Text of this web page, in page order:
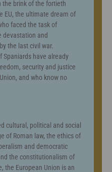
the brink of the fortieth
EU, the ultimate dream of
faced the task of
devastation and
the last civil war.
Spaniards have already
security and justice
and who know no
cultural, political and social
of Roman law, the ethics of
and democratic
the constitutionalism of
the European Union is an